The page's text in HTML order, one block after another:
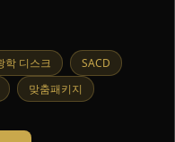
학 디스크
SACD
맞춤패키지